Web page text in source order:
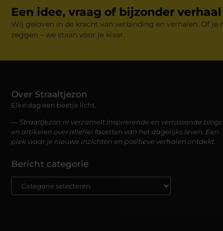
Een idee, vraag of bijzonder verhaal
Wij geloven in de kracht van verbinding en verhalen. Of
zeggen – we staan voor je klaar.
Over Straaltjezon
Elke dag een beetje licht.
— Straaltjezon.nl verzamelt inspirerende en verrassende blogs
en artikelen over allerlei facetten van het dagelijks leven. Een
plek waar je nieuwe inzichten en positieve verhalen ontdekt.
Bericht categorie